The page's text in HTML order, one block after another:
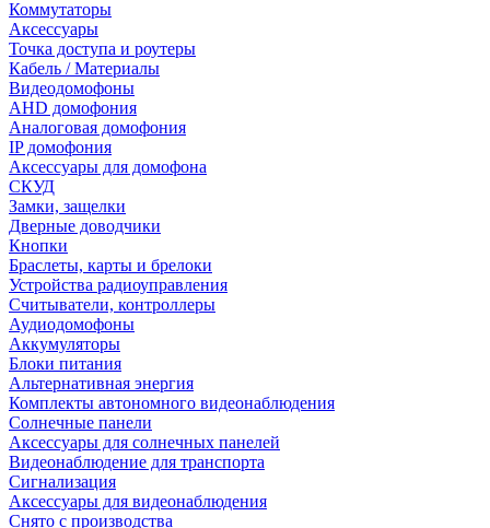
Коммутаторы
Аксессуары
Точка доступа и роутеры
Кабель / Материалы
Видеодомофоны
AHD домофония
Аналоговая домофония
IP домофония
Аксессуары для домофона
СКУД
Замки, защелки
Дверные доводчики
Кнопки
Браслеты, карты и брелоки
Устройства радиоуправления
Считыватели, контроллеры
Аудиодомофоны
Аккумуляторы
Блоки питания
Альтернативная энергия
Комплекты автономного видеонаблюдения
Солнечные панели
Аксессуары для солнечных панелей
Видеонаблюдение для транспорта
Сигнализация
Аксессуары для видеонаблюдения
Снято с производства